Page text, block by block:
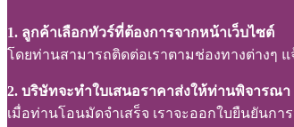
1. ลูกค้าเลือกทัวร์ที่ต้องการจากหน้าเว็บไซต์
โดยท่านสามารถติดต่อเราตามช่องทางต่างๆ
2. บริษัทจะทำใบเสนอราคาส่งให้ท่านพิจารณา
เมื่อท่านโอนมัดจำเสร็จ เราจะออกใบยืนยันก